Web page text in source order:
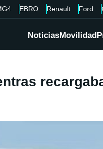
EBRO Renault Ford
NoticiasMovilidad